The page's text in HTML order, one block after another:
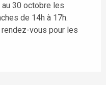
30 octobre les
de 14h à 17h.
vous pour les